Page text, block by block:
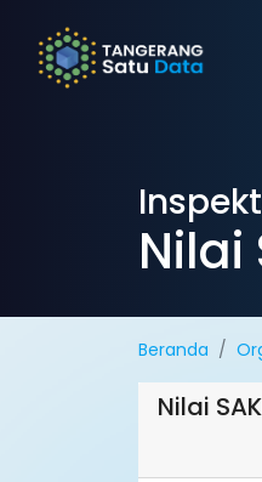
Nilai
Beranda
Nilai